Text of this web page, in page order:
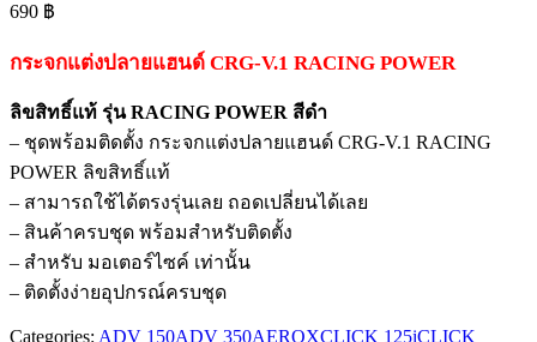
690 ฿
กระจกแต่งปลายแฮนด์ CRG-V.1 RACING POWER
ลิขสิทธิ์แท้ รุ่น RACING POWER สีดำ
– ชุดพร้อมติดตั้ง กระจกแต่งปลายแฮนด์ CRG-V.1 RACING
POWER ลิขสิทธิ์แท้
– สามารถใช้ได้ตรงรุ่นเลย ถอดเปลี่ยนได้เลย
– สินค้าครบชุด พร้อมสำหรับติดตั้ง
– สำหรับ มอเตอร์ไซค์ เท่านั้น
– ติดตั้งง่ายอุปกรณ์ครบชุด
Categories: ADV 150ADV 350AEROXCLICK 125iCLICK